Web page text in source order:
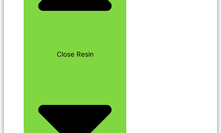
Close Resin